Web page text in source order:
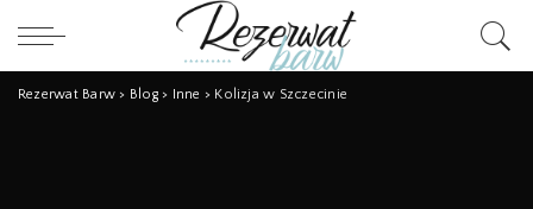
Rezerwat Barw > Blog> Inne > Kolizja w Szczecinie